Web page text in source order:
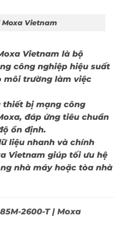
Moxa Vietnam
Vietnam là bộ
công nghiệp hiệu suất
môi trường làm việc
thiết bị mạng công
, đáp ứng tiêu chuẩn
ổn định.
liệu nhanh và chính
Vietnam giúp tối ưu hệ
nhà máy hoặc tòa nhà
2600-T | Moxa